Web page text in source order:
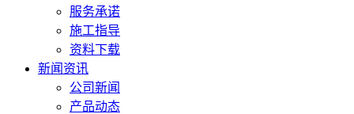
服务承诺
施工指导
资料下载
新闻资讯
公司新闻
产品动态